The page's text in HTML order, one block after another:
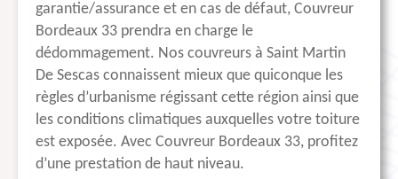
garantie/assurance et en cas de défaut, Couvreur
Bordeaux 33 prendra en charge le
dédommagement. Nos couvreurs à Saint Martin
De Sescas connaissent mieux que quiconque les
règles d’urbanisme régissant cette région ainsi que
les conditions climatiques auxquelles votre toiture
est exposée. Avec Couvreur Bordeaux 33, profitez
d’une prestation de haut niveau.